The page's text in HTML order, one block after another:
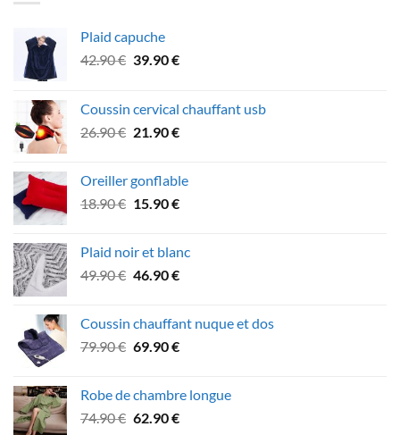
Plaid capuche
42.90€ Le
était :
42.90 €.
39.90€Le
est :
39.90 €.
Coussin cervical chauffant usb
26.90€ Le
était :
26.90 €.
21.90€Le
est :
21.90 €.
Oreiller gonflable
18.90€ Le
était :
18.90 €.
15.90€Le
est :
15.90 €.
Plaid noir et blanc
49.90€ Le
était :
49.90 €.
46.90€Le
est :
46.90 €.
Coussin chauffant nuque et dos
79.90€ Le
était :
79.90 €.
69.90€Le
est :
69.90 €.
Robe de chambre longue
74.90€ Le
62.90€Le